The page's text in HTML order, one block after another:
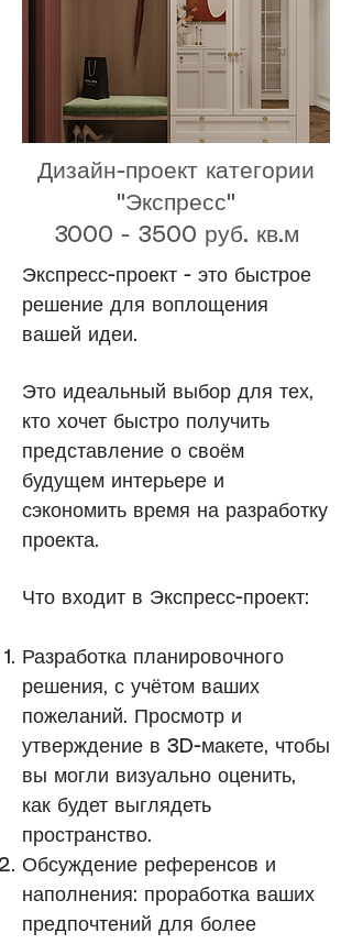
Дизайн-проект категории
"Экспресс"
3000 - 3500 руб. кв.м
Экспресс-проект - это быстрое
решение для воплощения
вашей идеи.
Это идеальный выбор для тех,
кто хочет быстро получить
представление о своём
будущем интерьере и
сэкономить время на разработку
проекта.
Что входит в Экспресс-проект:
Разработка планировочного
решения, с учётом ваших
пожеланий. Просмотр и
утверждение в 3D-макете, чтобы
вы могли визуально оценить,
как будет выглядеть
пространство.
Обсуждение референсов и
наполнения: проработка ваших
предпочтений для более